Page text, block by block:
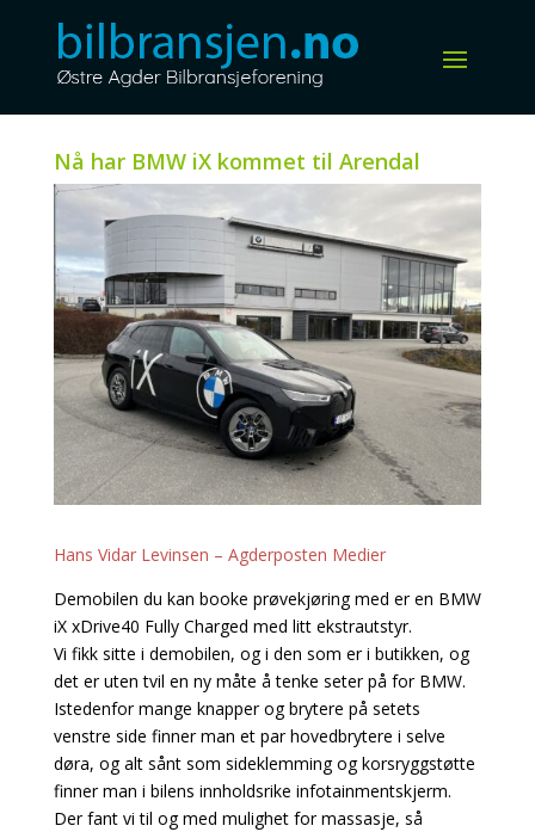
Nå har BMW iX kommet til Arendal
Hans Vidar Levinsen – Agderposten Medier
Demobilen du kan booke prøvekjøring med er en BMW
iX xDrive40 Fully Charged med litt ekstrautstyr.
Vi fikk sitte i demobilen, og i den som er i butikken, og
det er uten tvil en ny måte å tenke seter på for BMW.
Istedenfor mange knapper og brytere på setets
venstre side finner man et par hovedbrytere i selve
døra, og alt sånt som sideklemming og korsryggstøtte
finner man i bilens innholdsrike infotainmentskjerm.
Der fant vi til og med mulighet for massasje, så